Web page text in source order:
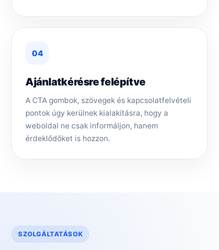
04
Ajánlatkérésre felépítve
A CTA gombok, szövegek és kapcsolatfelvételi
pontok úgy kerülnek kialakításra, hogy a
weboldal ne csak informáljon, hanem
érdeklődőket is hozzon.
SZOLGÁLTATÁSOK